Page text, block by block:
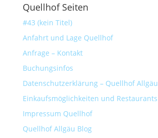
Quellhof Seiten
#43 (kein Titel)
Anfahrt und Lage Quellhof
Anfrage – Kontakt
Buchungsinfos
Datenschutzerklärung – Quellhof Allgäu
Einkaufsmöglichkeiten und Restaurants
Impressum Quellhof
Quellhof Allgäu Blog